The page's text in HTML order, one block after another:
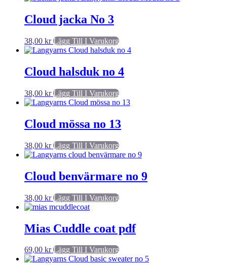
Cloud jacka No 3
38,00 kr Lägg Till I Varukorg
Cloud halsduk no 4
38,00 kr Lägg Till I Varukorg
Cloud mössa no 13
38,00 kr Lägg Till I Varukorg
Cloud benvärmare no 9
38,00 kr Lägg Till I Varukorg
Mias Cuddle coat pdf
69,00 kr Lägg Till I Varukorg